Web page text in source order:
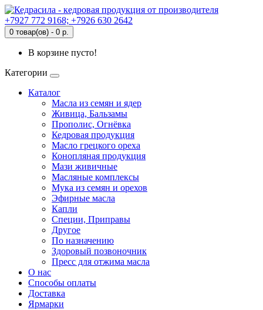
+7927 772 9168; +7926 630 2642
0 товар(ов) - 0 р.
В корзине пусто!
Категории
Каталог
Масла из семян и ядер
Живица, Бальзамы
Прополис, Огнёвка
Кедровая продукция
Масло грецкого ореха
Конопляная продукция
Мази живичные
Масляные комплексы
Мука из семян и орехов
Эфирные масла
Капли
Специи, Приправы
Другое
По назначению
Здоровый позвоночник
Пресс для отжима масла
О нас
Способы оплаты
Доставка
Ярмарки